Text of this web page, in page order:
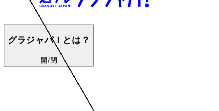
グラジャパ！とは？
開/閉